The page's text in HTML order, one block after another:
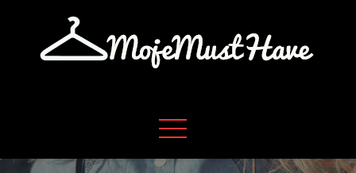
content